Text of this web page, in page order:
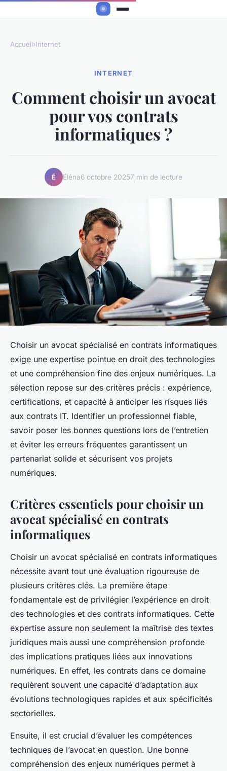
Accueil›Internet
INTERNET
Comment choisir un avocat
pour vos contrats
informatiques ?
É Éléna6 octobre 20257 min de lecture
Choisir un avocat spécialisé en contrats informatiques
exige une expertise pointue en droit des technologies
et une compréhension fine des enjeux numériques. La
sélection repose sur des critères précis : expérience,
certifications, et capacité à anticiper les risques liés
aux contrats IT. Identifier un professionnel fiable,
savoir poser les bonnes questions lors de l’entretien
et éviter les erreurs fréquentes garantissent un
partenariat solide et sécurisent vos projets
numériques.
Critères essentiels pour choisir un
avocat spécialisé en contrats
informatiques
Choisir un avocat spécialisé en contrats informatiques
nécessite avant tout une évaluation rigoureuse de
plusieurs critères clés. La première étape
fondamentale est de privilégier l’expérience en droit
des technologies et des contrats informatiques. Cette
expertise assure non seulement la maîtrise des textes
juridiques mais aussi une compréhension profonde
des implications pratiques liées aux innovations
numériques. En effet, les contrats dans ce domaine
requièrent souvent une capacité d’adaptation aux
évolutions technologiques rapides et aux spécificités
sectorielles.
Ensuite, il est crucial d’évaluer les compétences
techniques de l’avocat en question. Une bonne
compréhension des enjeux numériques permet à